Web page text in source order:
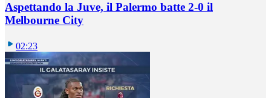
Aspettando la Juve, il Palermo batte 2-0 il
Melbourne City
02:23